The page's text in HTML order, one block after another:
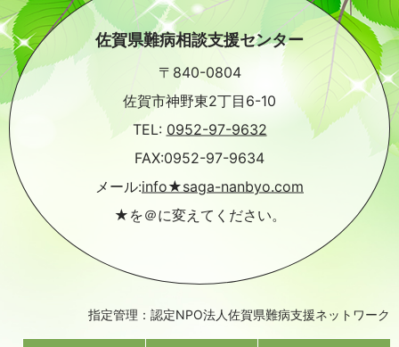
佐賀県難病相談支援センター
〒840-0804
佐賀市神野東2丁目6-10
TEL: 0952-97-9632
FAX:0952-97-9634
メール:info★saga-nanbyo.com
★を＠に変えてください。
指定管理：認定NPO法人佐賀県難病支援ネットワーク